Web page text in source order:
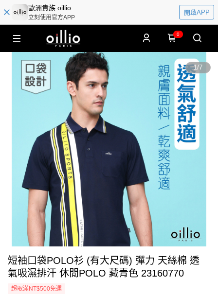
歐洲貴族 oillio
立刻使用官方APP
開啟APP
0
1/7
短袖口袋POLO衫 (有大尺碼) 彈力 天絲棉 透
氣吸濕排汗 休閒POLO 藏青色 23160770
超取滿NT$500免運